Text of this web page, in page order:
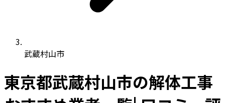
武蔵村山市
東京都武蔵村山市の解体工事